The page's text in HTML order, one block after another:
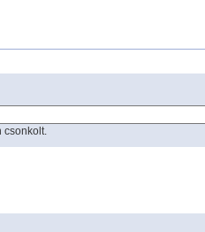
csonkolt.